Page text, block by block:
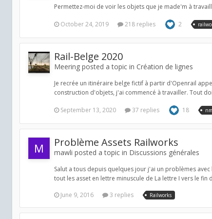
Permettez-moi de voir les objets que je made'm à
October 24, 2019 218 replies 2
Rail-Belge 2020
Meering posted a topic in Création de lignes
Je recrée un itinéraire belge fictif à partir d'Openrail
construction d'objets, j'ai commencé à travailler. Tout
September 13, 2020 37 replies 18
Problème Assets Railworks
mawli posted a topic in Discussions générales
Salut a tous depuis quelques jour j'ai un problèmes
tout les asset en lettre minuscule de La lettre I vers le fin
June 9, 2016
3 replies Railworks